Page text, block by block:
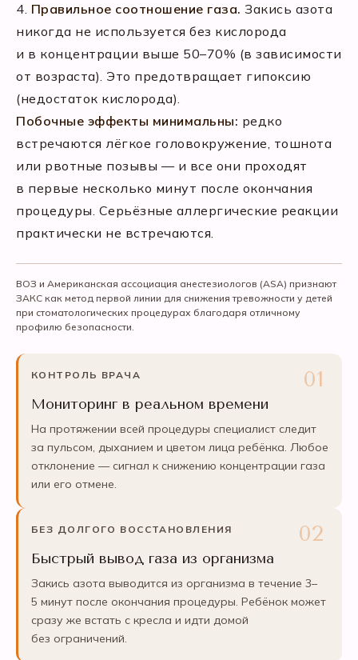
4. Правильное соотношение газа. Закись азота
никогда не используется без кислорода
и в концентрации выше 50–70% (в зависимости
от возраста). Это предотвращает гипоксию
(недостаток кислорода).
Побочные эффекты минимальны: редко
встречаются лёгкое головокружение, тошнота
или рвотные позывы — и все они проходят
в первые несколько минут после окончания
процедуры. Серьёзные аллергические реакции
практически не встречаются.
ВОЗ и Американская ассоциация анестезиологов (ASA) признают
ЗАКС как метод первой линии для снижения тревожности у детей
при стоматологических процедурах благодаря отличному
профилю безопасности.
КОНТРОЛЬ ВРАЧА
Мониторинг в реальном времени
На протяжении всей процедуры специалист следит
за пульсом, дыханием и цветом лица ребёнка. Любое
отклонение — сигнал к снижению концентрации газа
или его отмене.
БЕЗ ДОЛГОГО ВОССТАНОВЛЕНИЯ
Быстрый вывод газа из организма
Закись азота выводится из организма в течение 3–
5 минут после окончания процедуры. Ребёнок может
сразу же встать с кресла и идти домой
без ограничений.